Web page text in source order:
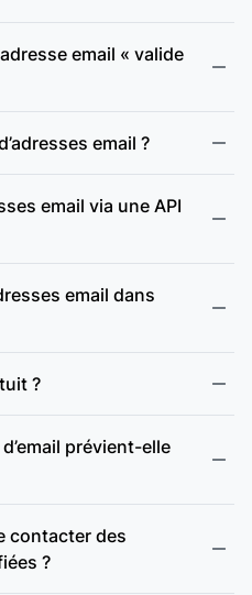
:
email « valide
email ?
email via une API
email dans
?
prévient-elle
contacter des
?